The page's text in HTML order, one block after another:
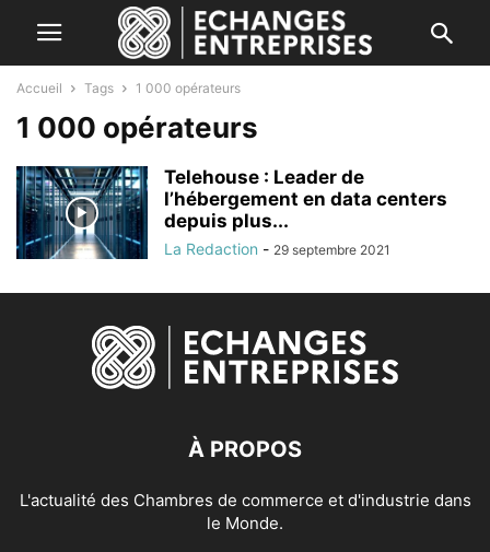
Accueil Tags 1 000 opérateurs
1 000 opérateurs
Telehouse : Leader de
l’hébergement en data centers
depuis plus...
La Redaction - 29 septembre 2021
À PROPOS
L'actualité des Chambres de commerce et d'industrie dans
le Monde.